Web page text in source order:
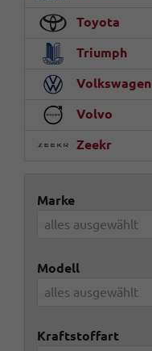
Toyota
Triumph
Volkswagen
Volvo
Zeekr
Marke
alles ausgewählt
Modell
alles ausgewählt
Kraftstoffart